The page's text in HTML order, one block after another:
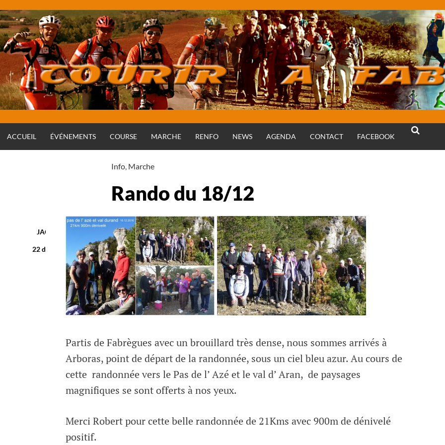
au
contenu
ACCUEIL ÉVÉNEMENTS COURSE MARCHE RENFO NEWS AGENDA CONTACT FACEBOOK
Info, Marche
Rando du 18/12
Rédigé par
JACQUES BODIN
22 décembre, 2016
Partis de Fabrègues avec un brouillard très dense, nous sommes arrivés à
Arboras, point de départ de la randonnée, sous un ciel bleu azur. Au cours de
cette randonnée vers le Pas de l’ Azé et le val d’ Aran, de paysages
magnifiques se sont offerts à nos yeux.
Merci Robert pour cette belle randonnée de 21Kms avec 900m de dénivelé
positif.